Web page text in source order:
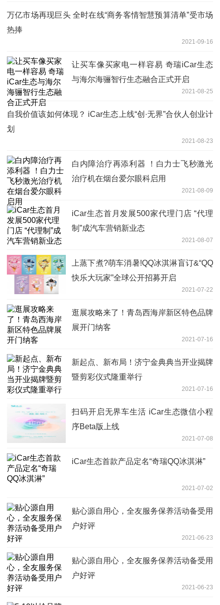
万亿市场再现巨头 全时在线“商务客情智慧预算清单”受市场
热捧
2021-09-16
让买车像买家电一样容易 奇瑞iCar生态
与海尔海骊智行生态融合正式开启
2021-08-25
自我价值该如何体现？ iCar生态上线“创·无界”合伙人创业计
划
2021-08-23
白内障治疗再添利器 ！白力士飞秒激光
治疗机在烟台爱尔眼科启用
2021-08-09
iCar生态首月发展500家代理门店 “代理
制”成汽车营销新业态
2021-08-07
上蒸下煮?萌车消暑!QQ冰淇淋盲订&“QQ
快乐大玩家”全球公开招募开启
2021-07-22
逛展攻略来了！青岛西海岸新区特色品牌
展开门纳客
2021-07-16
新起点、新布局！济宁金典典当开业揭牌
暨剪彩仪式隆重举行
2021-07-16
扫码开启无界车生活 iCar生态微信小程
序Beta版上线
2021-07-08
iCar生态首款产品定名“奇瑞QQ冰淇淋”
2021-07-02
贴心源自用心，全友服务保养活动备受用
户好评
2021-06-23
贴心源自用心，全友服务保养活动备受用
户好评
2021-06-23